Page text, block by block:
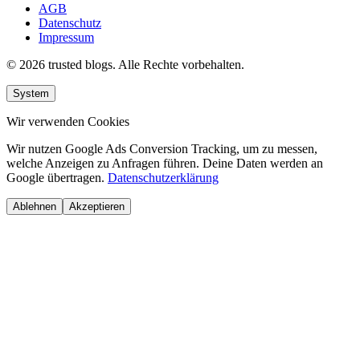
AGB
Datenschutz
Impressum
© 2026 trusted blogs. Alle Rechte vorbehalten.
System
Wir verwenden Cookies
Wir nutzen Google Ads Conversion Tracking, um zu messen,
welche Anzeigen zu Anfragen führen. Deine Daten werden an
Google übertragen. Datenschutzerklärung
Ablehnen Akzeptieren